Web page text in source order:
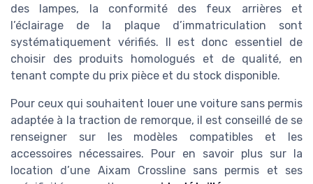
des lampes, la conformité des feux arrières et
l’éclairage de la plaque d’immatriculation sont
systématiquement vérifiés. Il est donc essentiel de
choisir des produits homologués et de qualité, en
tenant compte du prix pièce et du stock disponible.
Pour ceux qui souhaitent louer une voiture sans permis
adaptée à la traction de remorque, il est conseillé de se
renseigner sur les modèles compatibles et les
accessoires nécessaires. Pour en savoir plus sur la
location d’une Aixam Crossline sans permis et ses